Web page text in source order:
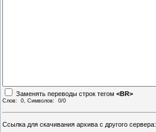
Заменять переводы строк тегом <BR>
Слов: 0, Символов: 0/0
Ссылка для скачивания архива с другого сервера: